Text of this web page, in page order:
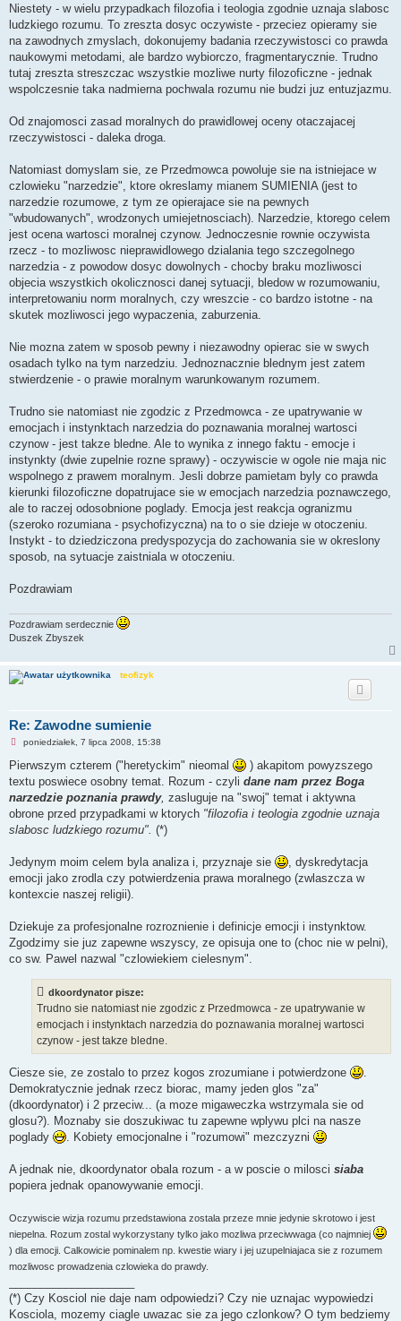
e
r
z
c
z
t
y
p
t
Niestety - w wielu przypadkach filozofia i teologia zgodnie uznaja slabosc
ludzkiego rozumu. To zreszta dosyc oczywiste - przeciez opieramy sie
na zawodnych zmyslach, dokonujemy badania rzeczywistosci co prawda
naukowymi metodami, ale bardzo wybiorczo, fragmentarycznie. Trudno
tutaj zreszta streszczac wszystkie mozliwe nurty filozoficzne - jednak
wspolczesnie taka nadmierna pochwala rozumu nie budzi juz entuzjazmu.
Od znajomosci zasad moralnych do prawidlowej oceny otaczajacej
rzeczywistosci - daleka droga.
Natomiast domyslam sie, ze Przedmowca powoluje sie na istniejace w
czlowieku "narzedzie", ktore okreslamy mianem SUMIENIA (jest to
narzedzie rozumowe, z tym ze opierajace sie na pewnych
"wbudowanych", wrodzonych umiejetnosciach). Narzedzie, ktorego celem
jest ocena wartosci moralnej czynow. Jednoczesnie rownie oczywista
rzecz - to mozliwosc nieprawidlowego dzialania tego szczegolnego
narzedzia - z powodow dosyc dowolnych - chocby braku mozliwosci
objecia wszystkich okolicznosci danej sytuacji, bledow w rozumowaniu,
interpretowaniu norm moralnych, czy wreszcie - co bardzo istotne - na
skutek mozliwosci jego wypaczenia, zaburzenia.
Nie mozna zatem w sposob pewny i niezawodny opierac sie w swych
osadach tylko na tym narzedziu. Jednoznacznie blednym jest zatem
stwierdzenie - o prawie moralnym warunkowanym rozumem.
Trudno sie natomiast nie zgodzic z Przedmowca - ze upatrywanie w
emocjach i instynktach narzedzia do poznawania moralnej wartosci
czynow - jest takze bledne. Ale to wynika z innego faktu - emocje i
instynkty (dwie zupelnie rozne sprawy) - oczywiscie w ogole nie maja nic
wspolnego z prawem moralnym. Jesli dobrze pamietam byly co prawda
kierunki filozoficzne dopatrujace sie w emocjach narzedzia poznawczego,
ale to raczej odosobnione poglady. Emocja jest reakcja ogranizmu
(szeroko rozumiana - psychofizyczna) na to o sie dzieje w otoczeniu.
Instykt - to dziedziczona predyspozycja do zachowania sie w okreslony
sposob, na sytuacje zaistniala w otoczeniu.
Pozdrawiam
Pozdrawiam serdecznie
Duszek Zbyszek
teofizyk
Re: Zawodne sumienie
N
e
r
z
c
z
a
y
p
t
poniedziałek, 7 lipca 2008, 15:38
Pierwszym czterem ("heretyckim" nieomal
) akapitom powyzszego
textu poswiece osobny temat. Rozum - czyli dane nam przez Boga
narzedzie poznania prawdy, zasluguje na "swoj" temat i aktywna
obrone przed przypadkami w ktorych "filozofia i teologia zgodnie uznaja
slabosc ludzkiego rozumu". (*)
Jedynym moim celem byla analiza i, przyznaje sie
, dyskredytacja
emocji jako zrodla czy potwierdzenia prawa moralnego (zwlaszcza w
kontexcie naszej religii).
Dziekuje za profesjonalne rozroznienie i definicje emocji i instynktow.
Zgodzimy sie juz zapewne wszyscy, ze opisuja one to (choc nie w pelni),
co sw. Pawel nazwal "czlowiekiem cielesnym".
dkoordynator pisze:
Trudno sie natomiast nie zgodzic z Przedmowca - ze upatrywanie w
emocjach i instynktach narzedzia do poznawania moralnej wartosci
czynow - jest takze bledne.
Ciesze sie, ze zostalo to przez kogos zrozumiane i potwierdzone
Demokratycznie jednak rzecz biorac, mamy jeden glos "za"
(dkoordynator) i 2 przeciw... (a moze migaweczka wstrzymala sie od
glosu?). Moznaby sie doszukiwac tu zapewne wplywu plci na nasze
poglady
. Kobiety emocjonalne i "rozumowi" mezczyzni
A jednak nie, dkoordynator obala rozum - a w poscie o milosci siaba
popiera jednak opanowywanie emocji.
Oczywiscie wizja rozumu przedstawiona zostala przeze mnie jedynie skrotowo i jest
niepelna. Rozum zostal wykorzystany tylko jako mozliwa przeciwwaga (co najmniej
) dla emocji. Calkowicie pominalem np. kwestie wiary i jej uzupelniajaca sie z rozumem
mozliwosc prowadzenia czlowieka do prawdy.
(*) Czy Kosciol nie daje nam odpowiedzi? Czy nie uznajac wypowiedzi
Kosciola, mozemy ciagle uwazac sie za jego czlonkow? O tym bedziemy